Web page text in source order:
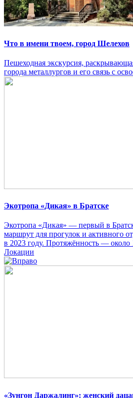
Что в имени твоем, город Шелехов
Пешеходная экскурсия,
города металлургов и его связь с
Экотропа «Дикая» в Братске
Экотропа «Дикая» — первый в
маршрут для прогулок и активного
в 2023 году. Протяжённость — около
Локации
«Зунгон Даржалинг»: женский